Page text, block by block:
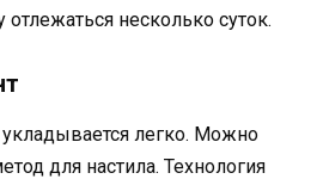
несколько суток.
легко. Можно
для настила. Технология